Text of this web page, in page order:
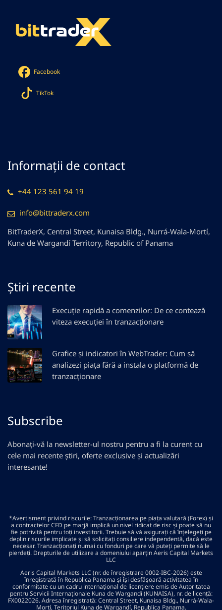
Facebook
TikTok
Informații de contact
+44 123 561 94 19
info@bittraderx.com
BitTraderX, Central Street, Kunaisa Bldg., Nurrá-Wala-Mortí,
Kuna de Wargandí Territory, Republic of Panama
Știri recente
Execuție rapidă a comenzilor: De ce contează
viteza execuției în tranzacționare
Grafice și indicatori în WebTrader: Cum să
analizezi piața fără a instala o platformă de
tranzacționare
Subscribe
Abonați-vă la newsletter-ul nostru pentru a fi la curent cu
cele mai recente știri, oferte exclusive și actualizări
interesante!
*Avertisment privind riscurile: Tranzacționarea pe piața valutară (Forex) și
a contractelor CFD pe marjă implică un nivel ridicat de risc și poate să nu
fie potrivită pentru toți investitorii. Trebuie să vă asigurați că înțelegeți pe
deplin riscurile implicate și să solicitați consiliere independentă, dacă este
necesar. Tranzacționați numai cu fonduri pe care vă puteți permite să le
pierdeți. Drepturile de utilizare a domeniului aparțin Aeris Capital Markets
LLC
Aeris Capital Markets LLC (nr. de înregistrare 0002-IBC-2026) este
înregistrată în Republica Panama și își desfășoară activitatea în
conformitate cu un cadru internațional de licențiere emis de Autoritatea
pentru Servicii Internaționale Kuna de Wargandí (KUNAISA), nr. de licență:
FX0022026. Adresa înregistrată: Central Street, Kunaisa Bldg., Nurrá-Wala-
Mortí, Teritoriul Kuna de Wargandí, Republica Panama.